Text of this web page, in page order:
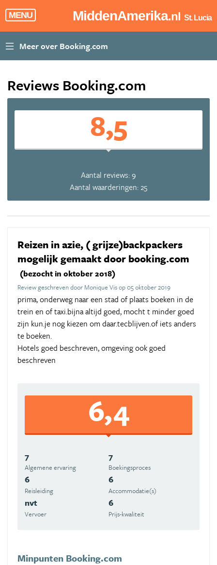
MENU MiddenAmerika.nl St. Lucia
Reviews Booking.com
8,5
Aantal reviews: 9
Aantal waarderingen: 25
Reizen in azie, ( grijze)backpackers
mogelijk gemaakt door booking.com
(bezocht in oktober 2018)
Review geschreven door Monique Vis op 05 oktober 2019
prima, onderweg naar een stad of plaats boeken in de
trein en of taxi.bijna altijd goed, mocht t minder goed
zijn kun.je nog kiezen om daar.tecblijven.of iets anders
te boeken.
Hotels goed beschreven, omgeving ook goed
beschreven
6,4
7
Algemene ervaring
7
Boekingsproces
6
Reisleiding
6
Accommodatie(s)
nvt
Vervoer
6
Prijs-kwaliteit
Minpunten Booking.com